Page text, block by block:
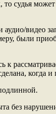
судья
видео
были
к
когда и
без